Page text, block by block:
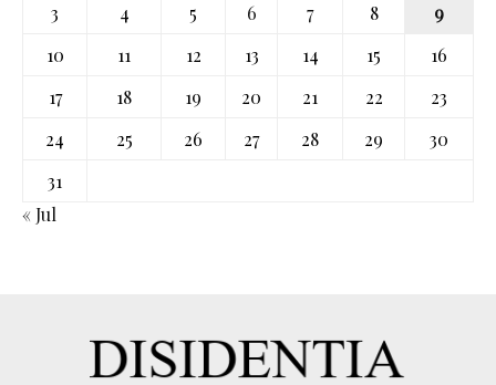
3
4 5 6 7 8
9
10
11 12 13 14 15
16
17
18 19 20 21 22
23
24
25 26 27 28 29
30
31
« Jul